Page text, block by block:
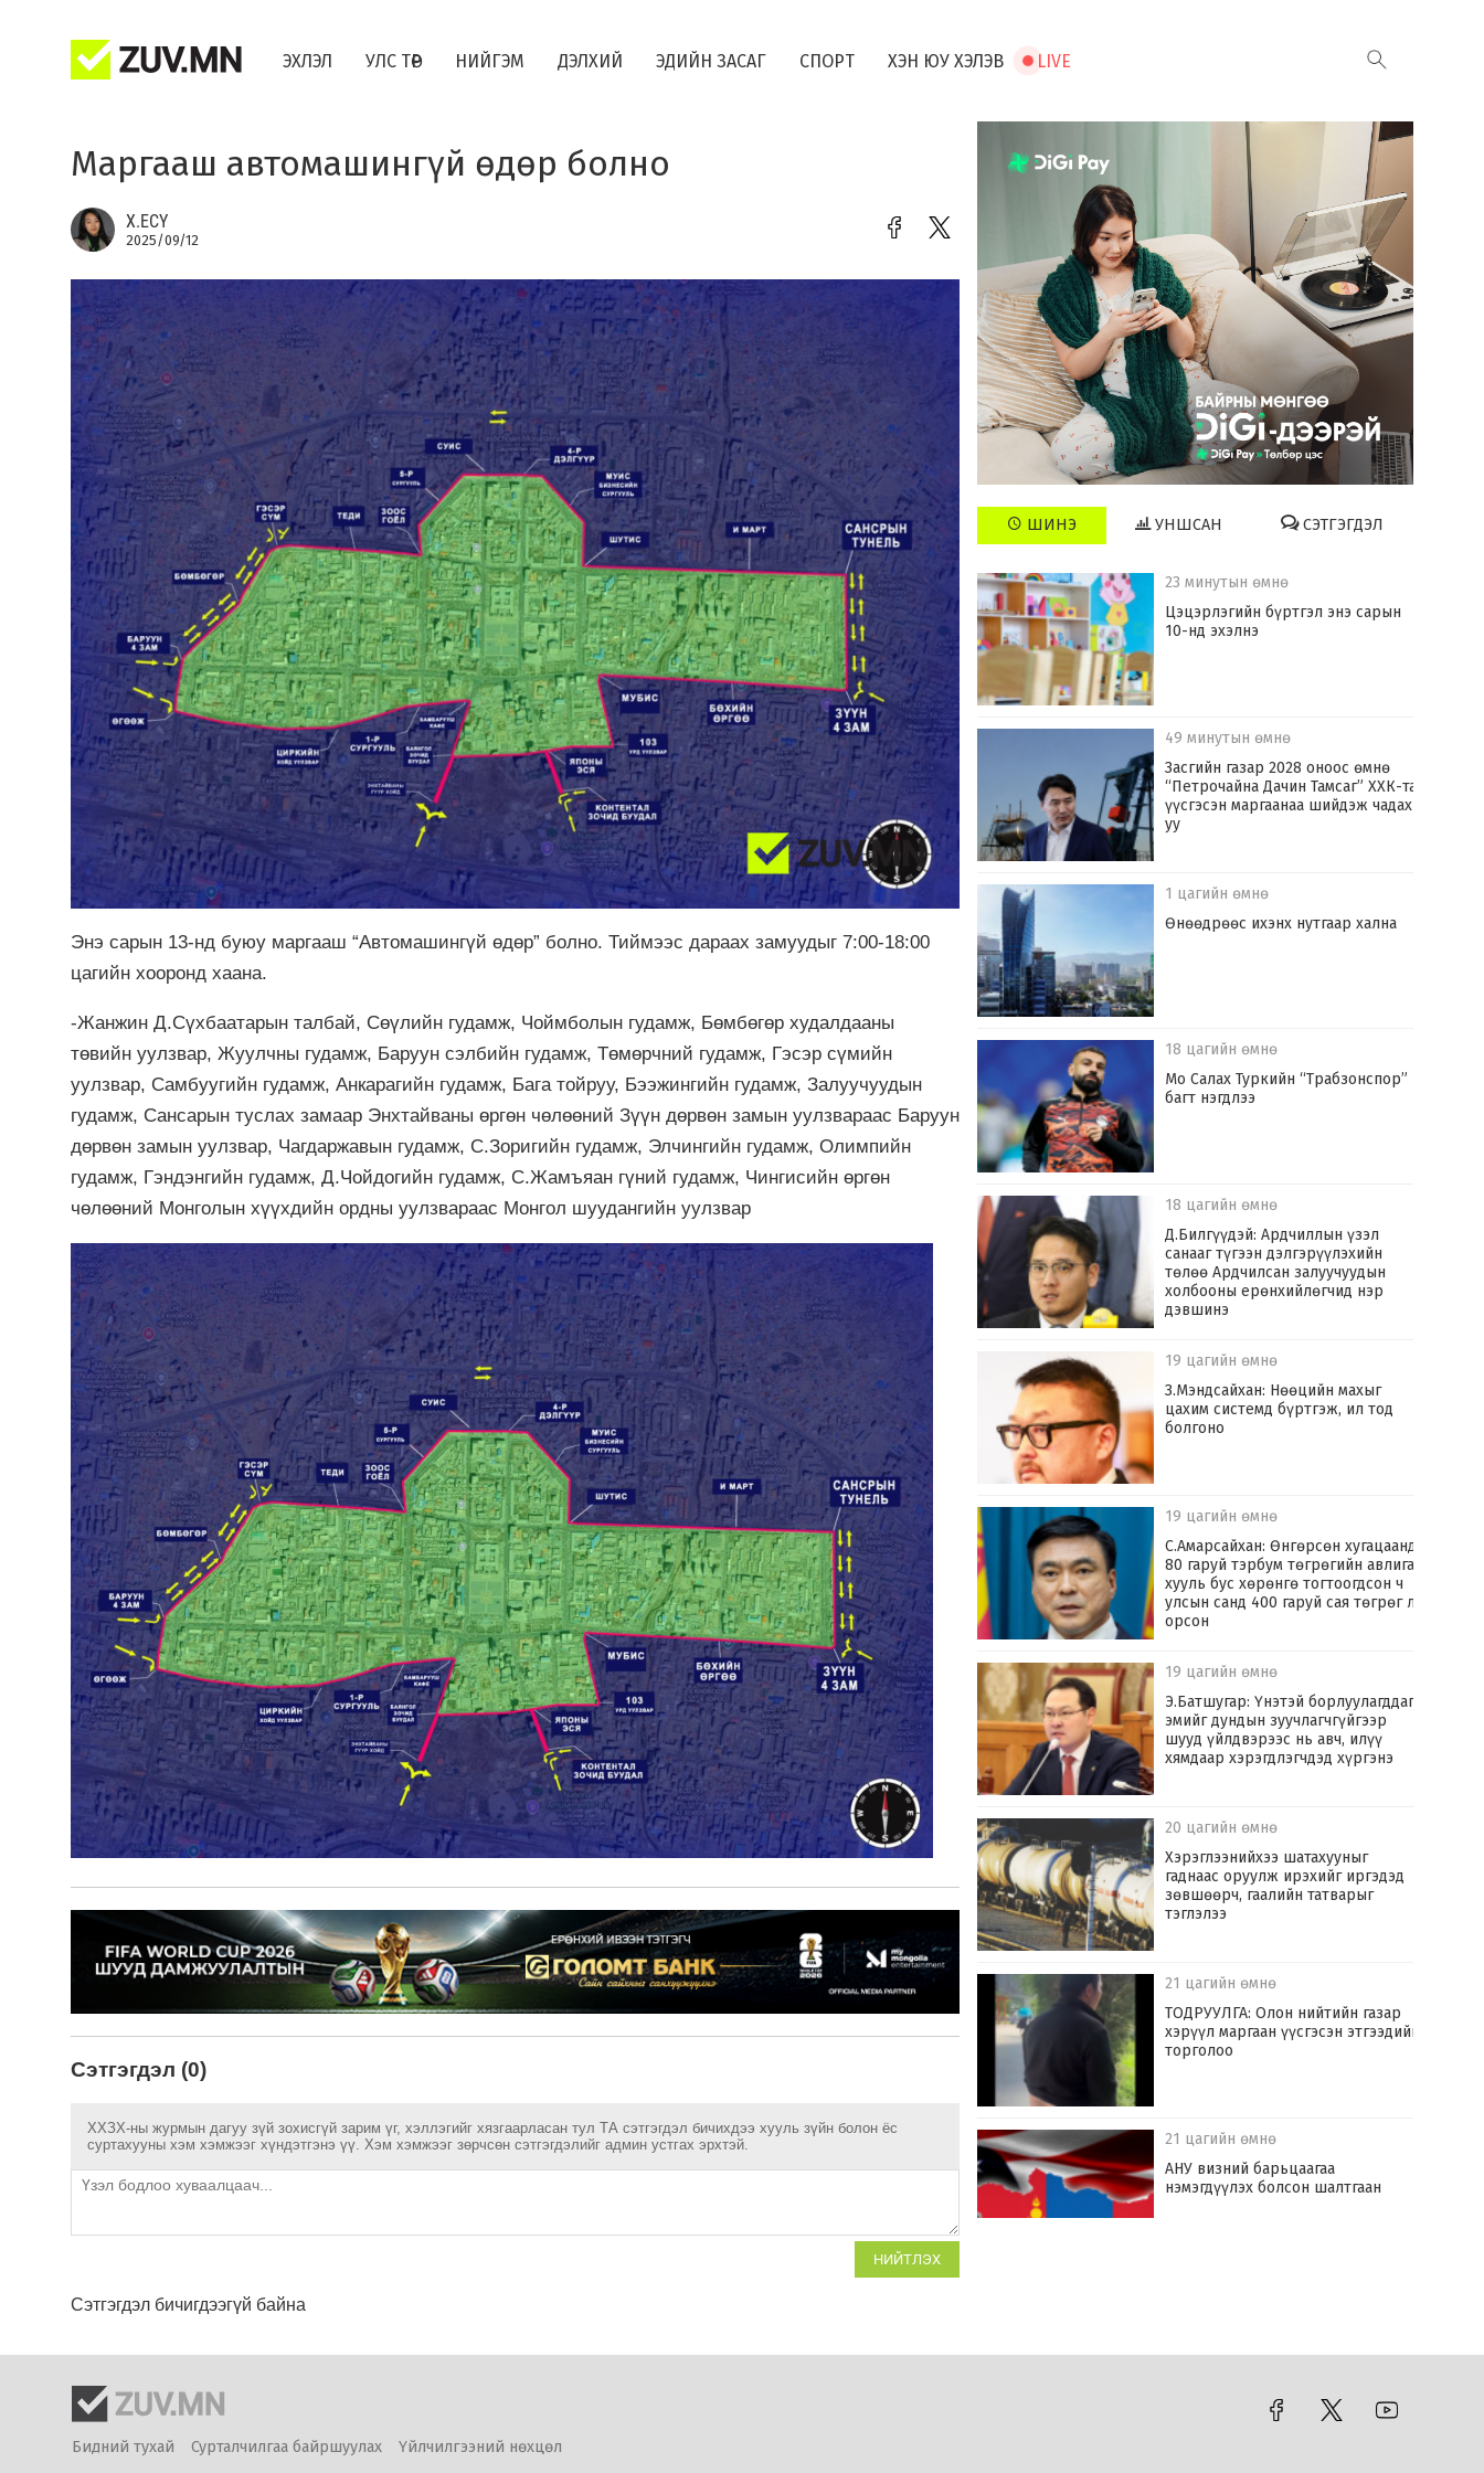
ЭХЛЭЛ УЛС ТӨР НИЙГЭМ ДЭЛХИЙ ЭДИЙН ЗАСАГ СПОРТ ХЭН ЮУ ХЭЛЭВ LIVE
Маргааш автомашингүй өдөр болно
Х.ЕСҮ
2025/09/12
Энэ сарын 13-нд буюу маргааш “Автомашингүй өдөр” болно. Тиймээс дараах замуудыг 7:00-18:00
цагийн хооронд хаана.
-Жанжин Д.Сүхбаатарын талбай, Сөүлийн гудамж, Чоймболын гудамж, Бөмбөгөр худалдааны
төвийн уулзвар, Жуулчны гудамж, Баруун сэлбийн гудамж, Төмөрчний гудамж, Гэсэр сүмийн
уулзвар, Самбуугийн гудамж, Анкарагийн гудамж, Бага тойруу, Бээжингийн гудамж, Залуучуудын
гудамж, Сансарын туслах замаар Энхтайваны өргөн чөлөөний Зүүн дөрвөн замын уулзвараас Баруун
дөрвөн замын уулзвар, Чагдаржавын гудамж, С.Зоригийн гудамж, Элчингийн гудамж, Олимпийн
гудамж, Гэндэнгийн гудамж, Д.Чойдогийн гудамж, С.Жамъяан гүний гудамж, Чингисийн өргөн
чөлөөний Монголын хүүхдийн ордны уулзвараас Монгол шуудангийн уулзвар
Сэтгэгдэл (0)
ХХЗХ-ны журмын дагуу зүй зохисгүй зарим үг, хэллэгийг хязгаарласан тул ТА сэтгэгдэл бичихдээ хууль зүйн болон ёс
суртахууны хэм хэмжээг хүндэтгэнэ үү. Хэм хэмжээг зөрчсөн сэтгэгдэлийг админ устгах эрхтэй.
НИЙТЛЭХ
Сэтгэгдэл бичигдээгүй байна
ШИНЭ УНШСАН СЭТГЭГДЭЛ
23 минутын өмнө
Цэцэрлэгийн бүртгэл энэ сарын
10-нд эхэлнэ
49 минутын өмнө
Засгийн газар 2028 оноос өмнө
“Петрочайна Дачин Тамсаг” ХХК-тай
үүсгэсэн маргаанаа шийдэж чадах
уу
1 цагийн өмнө
Өнөөдрөөс ихэнх нутгаар хална
18 цагийн өмнө
Мо Салах Туркийн “Трабзонспор”
багт нэгдлээ
18 цагийн өмнө
Д.Билгүүдэй: Ардчиллын үзэл
санааг түгээн дэлгэрүүлэхийн
төлөө Ардчилсан залуучуудын
холбооны ерөнхийлөгчид нэр
дэвшинэ
19 цагийн өмнө
З.Мэндсайхан: Нөөцийн махыг
цахим системд бүртгэж, ил тод
болгоно
19 цагийн өмнө
С.Амарсайхан: Өнгөрсөн хугацаанд
80 гаруй тэрбум төгрөгийн авлига,
хууль бус хөрөнгө тогтоогдсон ч
улсын санд 400 гаруй сая төгрөг л
орсон
19 цагийн өмнө
Э.Батшугар: Үнэтэй борлуулагддаг
эмийг дундын зуучлагчгүйгээр
шууд үйлдвэрээс нь авч, илүү
хямдаар хэрэгдлэгчдэд хүргэнэ
20 цагийн өмнө
Хэрэглээнийхээ шатахууныг
гаднаас оруулж ирэхийг иргэдэд
зөвшөөрч, гаалийн татварыг
тэглэлээ
21 цагийн өмнө
ТОДРУУЛГА: Олон нийтийн газар
хэрүүл маргаан үүсгэсэн этгээдийг
торголоо
21 цагийн өмнө
АНУ визний барьцаагаа
нэмэгдүүлэх болсон шалтгаан
Бидний тухай Сурталчилгаа байршуулах Үйлчилгээний нөхцөл